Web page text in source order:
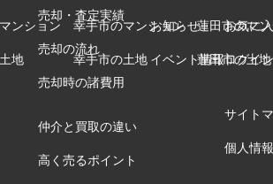
ンション
地
幸手市のマンション
幸手市の土地
蓮田市のマ
蓮田市の土地
売却・査定実績
売却の流れ
売却時の諸費用
仲介と買取の違い
高く売るポイント
お知らせ
イベント情報
お気に
ログイン
サイト
個人情